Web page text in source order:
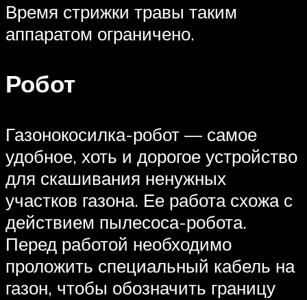
Время стрижки травы таким
аппаратом ограничено.
Робот
Газонокосилка-робот — самое
удобное, хоть и дорогое устройство
для скашивания ненужных
участков газона. Ее работа схожа с
действием пылесоса-робота.
Перед работой необходимо
проложить специальный кабель на
газон, чтобы обозначить границу